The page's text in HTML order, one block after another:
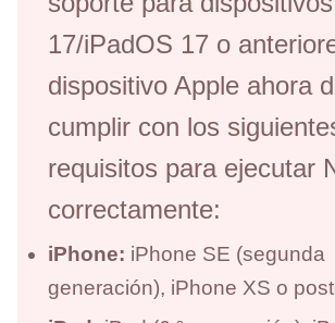
17/iPadOS 17 o
dispositivo Apple ahora
cumplir con los
requisitos para ejecutar
correctamente:
iPhone: iPhone SE (segunda
generación), iPhone XS o